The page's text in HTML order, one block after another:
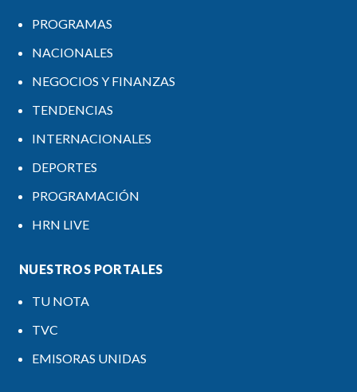
PROGRAMAS
NACIONALES
NEGOCIOS Y FINANZAS
TENDENCIAS
INTERNACIONALES
DEPORTES
PROGRAMACIÓN
HRN LIVE
NUESTROS PORTALES
TU NOTA
TVC
EMISORAS UNIDAS